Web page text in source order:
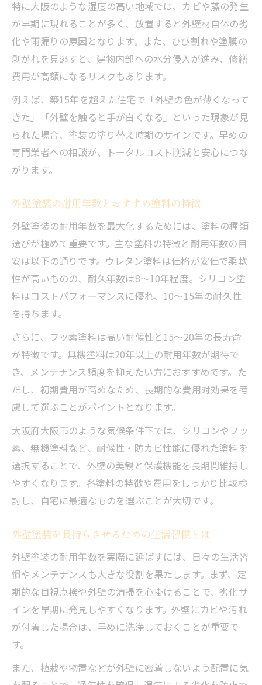
特に大阪のような湿度の高い地域では、カビや藻の発生
が早期に現れることが多く、放置すると外壁材自体の劣
化や雨漏りの原因となります。また、ひび割れや塗膜の
剥がれを見逃すと、建物内部への水分侵入が進み、修繕
費用が高額になるリスクもあります。
例えば、築15年を超えた住宅で「外壁の色が薄くなって
きた」「外壁を触ると手が白くなる」といった現象が見
られた場合、塗装の塗り替え時期のサインです。早めの
専門業者への相談が、トータルコスト削減と安心につな
がります。
外壁塗装の耐用年数とおすすめ塗料の特徴
外壁塗装の耐用年数を最大化するためには、塗料の種類
選びが極めて重要です。主な塗料の特徴と耐用年数の目
安は以下の通りです。ウレタン塗料は価格が安価で柔軟
性が高いものの、耐久年数は8〜10年程度。シリコン塗
料はコストパフォーマンスに優れ、10〜15年の耐久性
を持ちます。
さらに、フッ素塗料は高い耐候性と15〜20年の長寿命
が特徴です。無機塗料は20年以上の耐用年数が期待で
き、メンテナンス頻度を抑えたい方におすすめです。た
だし、初期費用が高めなため、長期的な費用対効果を考
慮して選ぶことがポイントとなります。
大阪府大阪市のような気候条件下では、シリコンやフッ
素、無機塗料など、耐候性・防カビ性能に優れた塗料を
選択することで、外壁の美観と保護機能を長期間維持し
やすくなります。各塗料の特徴や費用をしっかり比較検
討し、自宅に最適なものを選ぶことが大切です。
外壁塗装を長持ちさせるための生活習慣とは
外壁塗装の耐用年数を実際に延ばすには、日々の生活習
慣やメンテナンスも大きな役割を果たします。まず、定
期的な目視点検や外壁の清掃を心掛けることで、劣化サ
インを早期に発見しやすくなります。外壁にカビや汚れ
が付着した場合は、早めに洗浄しておくことが重要で
す。
また、植栽や物置などが外壁に密着しないよう配置に気